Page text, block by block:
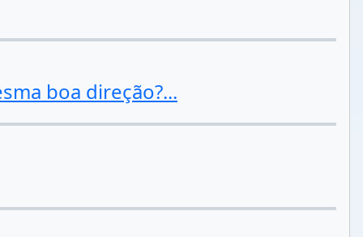
boa direção?...